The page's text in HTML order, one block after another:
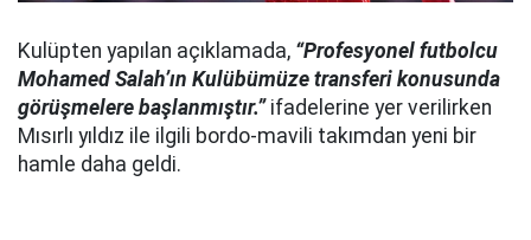
Kulüpten yapılan açıklamada, “Profesyonel futbolcu
Mohamed Salah’ın Kulübümüze transferi konusunda
görüşmelere başlanmıştır.”ifadelerine yer verilirken
Mısırlı yıldız ile ilgili bordo-mavili takımdan yeni bir
hamle daha geldi.